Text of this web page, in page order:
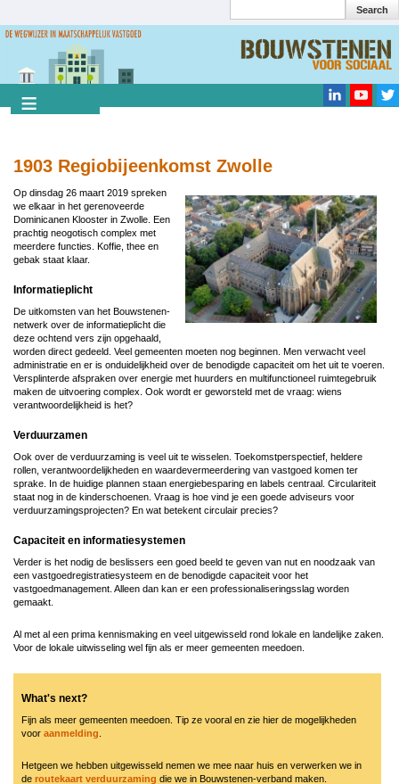
naar
gaan
Search
1903 Regiobijeenkomst Zwolle
Op dinsdag 26 maart 2019 spreken
we elkaar in het gerenoveerde
Dominicanen Klooster in Zwolle. Een
prachtig neogotisch complex met
meerdere functies. Koffie, thee en
gebak staat klaar.
Informatieplicht
De uitkomsten van het Bouwstenen-
netwerk over de informatieplicht die
deze ochtend vers zijn opgehaald,
worden direct gedeeld. Veel gemeenten moeten nog beginnen. Men verwacht veel
administratie en er is onduidelijkheid over de benodigde capaciteit om het uit te voeren.
Versplinterde afspraken over energie met huurders en multifunctioneel ruimtegebruik
maken de uitvoering complex. Ook wordt er geworsteld met de vraag: wiens
verantwoordelijkheid is het?
Verduurzamen
Ook over de verduurzaming is veel uit te wisselen. Toekomstperspectief, heldere
rollen, verantwoordelijkheden en waardevermeerdering van vastgoed komen ter
sprake. In de huidige plannen staan energiebesparing en labels centraal. Circulariteit
staat nog in de kinderschoenen. Vraag is hoe vind je een goede adviseurs voor
verduurzamingsprojecten? En wat betekent circulair precies?
Capaciteit en informatiesystemen
Verder is het nodig de beslissers een goed beeld te geven van nut en noodzaak van
een vastgoedregistratiesysteem en de benodigde capaciteit voor het
vastgoedmanagement. Alleen dan kan er een professionaliseringsslag worden
gemaakt.
Al met al een prima kennismaking en veel uitgewisseld rond lokale en landelijke zaken.
Voor de lokale uitwisseling wel fijn als er meer gemeenten meedoen.
What's next?
Fijn als meer gemeenten meedoen. Tip ze vooral en zie hier de mogelijkheden
voor aanmelding
Hetgeen we hebben uitgewisseld nemen we mee naar huis en verwerken we in
de routekaart verduurzaming die we in Bouwstenen-verband maken.